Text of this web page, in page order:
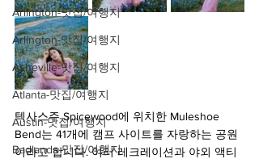
Arlington-맛집/여행지
Arlington-맛집/여행지
Asheville-맛집/여행지
Atlanta-맛집/여행지
Austin-맛집/여행지
Badlands-맛집/여행지
텍사스주 Spicewood에 위치한 Muleshoe
Bend는 41개에 캠프 사이트를 자랑하는 공원
이라고 합니다. 여러 레크레이션과 야외 액티